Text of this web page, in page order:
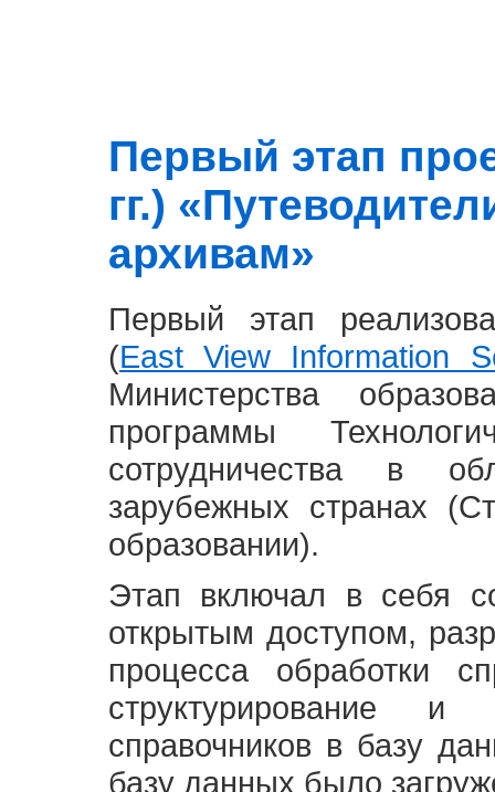
Первый этап
гг.)
архивам»
Первый этап
(East View Information
Министерства
программы
сотрудничества в
зарубежных странах
образовании).
Этап включал в себя
открытым доступом,
процесса обработки
структурирование и
справочников в базу
базу данных было